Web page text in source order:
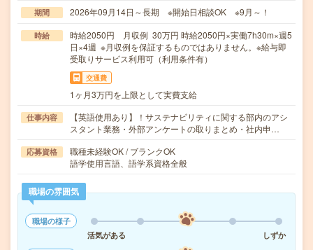
期間 2026年09月14日～長期 ※開始日相談OK ※9月～！
時給
時給2050円 月収例 30万円 時給2050円×実働7h30m×週5
日×4週 ※月収例を保証するものではありません。※給与即
受取りサービス利用可（利用条件有）
交通費
1ヶ月3万円を上限として実費支給
仕事内容
【英語使用あり】！サステナビリティに関する部内のアシ
スタント業務・外部アンケートの取りまとめ・社内申…
応募資格
職種未経験OK / ブランクOK
語学使用言語、語学系資格全般
職場の雰囲気
職場の様子
活気がある
しずか